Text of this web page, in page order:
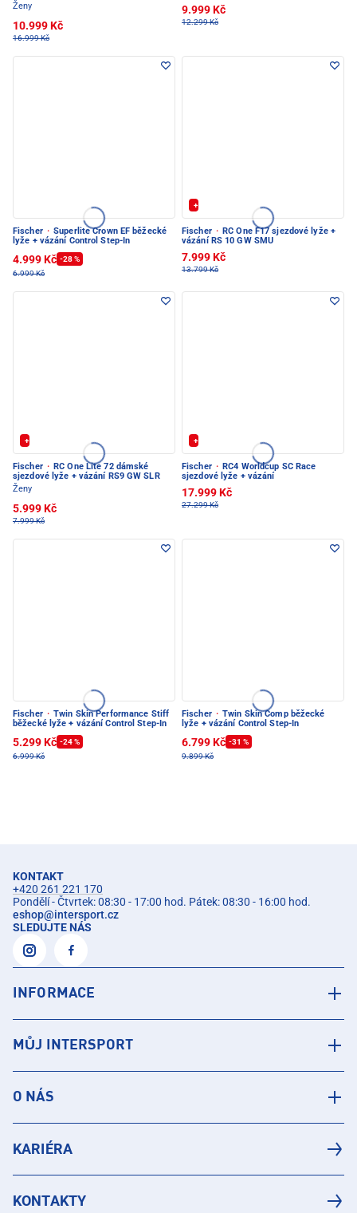
Ženy
10.999 Kč
16.999 Kč
9.999 Kč
12.299 Kč
Fischer · Superlite Crown EF běžecké
lyže + vázání Control Step-In
4.999 Kč -28 %
6.999 Kč
+ Extra Sleva 20%
Fischer · RC One F17 sjezdové lyže +
vázání RS 10 GW SMU
7.999 Kč
13.799 Kč
+ Extra Sleva 20%
Fischer · RC One Lite 72 dámské
sjezdové lyže + vázání RS9 GW SLR
Ženy
5.999 Kč
7.999 Kč
+ Extra Sleva 20%
Fischer · RC4 Worldcup SC Race
sjezdové lyže + vázání
17.999 Kč
27.299 Kč
Fischer · Twin Skin Performance Stiff
běžecké lyže + vázání Control Step-In
5.299 Kč -24 %
6.999 Kč
Fischer · Twin Skin Comp běžecké
lyže + vázání Control Step-In
6.799 Kč -31 %
9.899 Kč
KONTAKT
+420 261 221 170
Pondělí - Čtvrtek: 08:30 - 17:00 hod. Pátek: 08:30 - 16:00 hod.
eshop@intersport.cz
SLEDUJTE NÁS
INFORMACE
MŮJ INTERSPORT
O NÁS
KARIÉRA
KONTAKTY